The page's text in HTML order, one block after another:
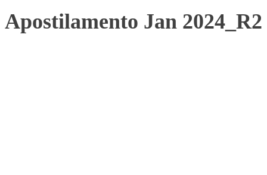
Apostilamento Jan 2024_R2